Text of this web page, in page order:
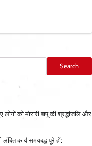
Search
को मोरारी बापू की श्रद्धांजलि और
कार्य समयबद्ध पूरे हों: